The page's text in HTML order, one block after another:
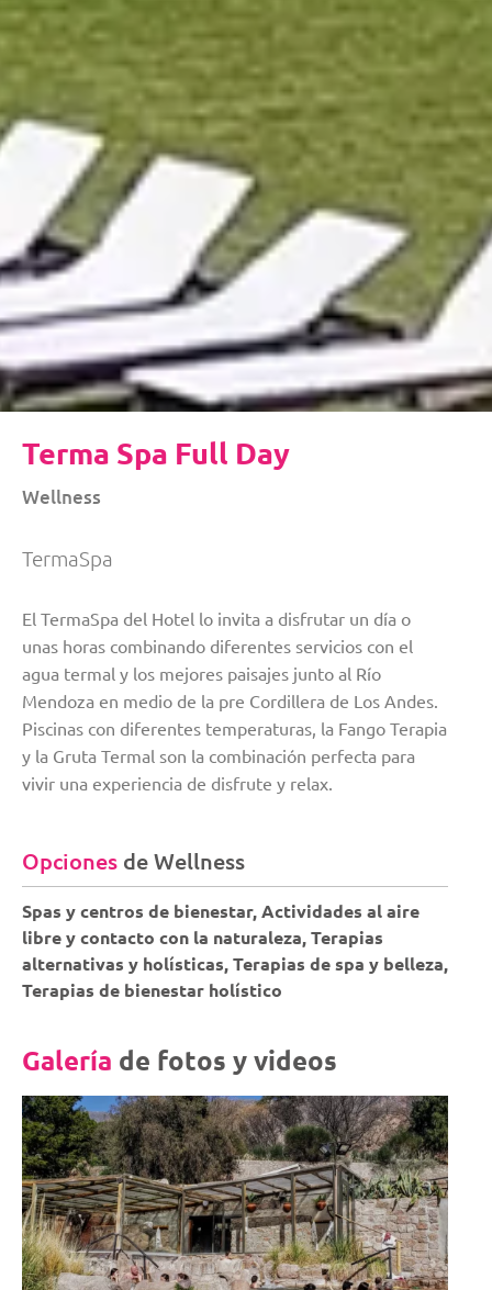
Terma Spa Full Day
Wellness
TermaSpa
El TermaSpa del Hotel lo invita a disfrutar un día o
unas horas combinando diferentes servicios con el
agua termal y los mejores paisajes junto al Río
Mendoza en medio de la pre Cordillera de Los Andes.
Piscinas con diferentes temperaturas, la Fango Terapia
y la Gruta Termal son la combinación perfecta para
vivir una experiencia de disfrute y relax.
Opciones de Wellness
Spas y centros de bienestar, Actividades al aire
libre y contacto con la naturaleza, Terapias
alternativas y holísticas, Terapias de spa y belleza,
Terapias de bienestar holístico
Galería de fotos y videos